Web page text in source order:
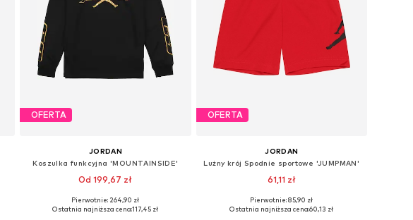
OFERTA
JORDAN
Koszulka funkcyjna 'MOUNTAINSIDE'
Od 199,67 zł
Pierwotnie: 264,90 zł
Ostatnia najniższa cena:117,45 zł
OFERTA
JORDAN
Lużny krój Spodnie sportowe 'JUMPMAN'
61,11 zł
Dostępne rozmiary: 98, 104, 110, 116, 122
Pierwotnie: 85,90 zł
Ostatnia najniższa cena:60,13 zł